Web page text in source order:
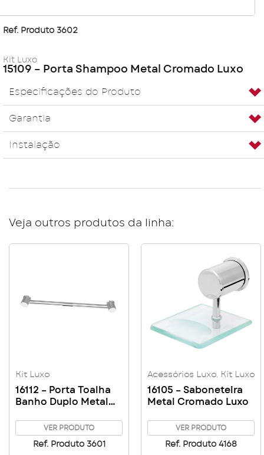
Ref. Produto 3602
Kit Luxo
15109 – Porta Shampoo Metal Cromado Luxo
Especificações do Produto
Garantia
Instalação
Veja outros produtos da linha:
Kit Luxo
16112 – Porta Toalha
Banho Duplo Metal
VER PRODUTO
Ref. Produto 3601
Acessórios Luxo, Kit Luxo
16105 – Saboneteira
Metal Cromado Luxo
VER PRODUTO
Ref. Produto 4168